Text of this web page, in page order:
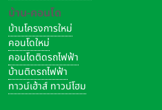
บ้าน-คอนโด
บ้านโครงการใหม่
คอนโดใหม่
คอนโดติดรถไฟฟ้า
บ้านติดรถไฟฟ้า
ทาวน์เฮ้าส์ ทาวน์โฮม